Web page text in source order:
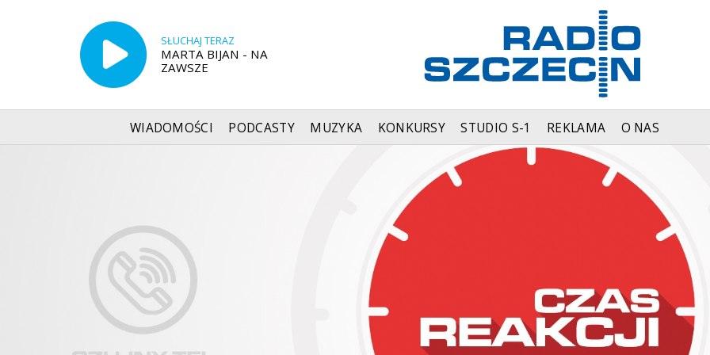
SŁUCHAJ TERAZ
MARTA BIJAN - NA
ZAWSZE
WIADOMOŚCI PODCASTY MUZYKA KONKURSY STUDIO S-1 REKLAMA O NAS